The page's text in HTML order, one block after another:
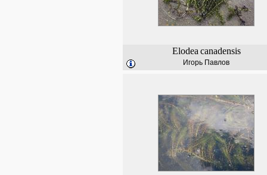
Elodea canadensis
Игорь Павлов